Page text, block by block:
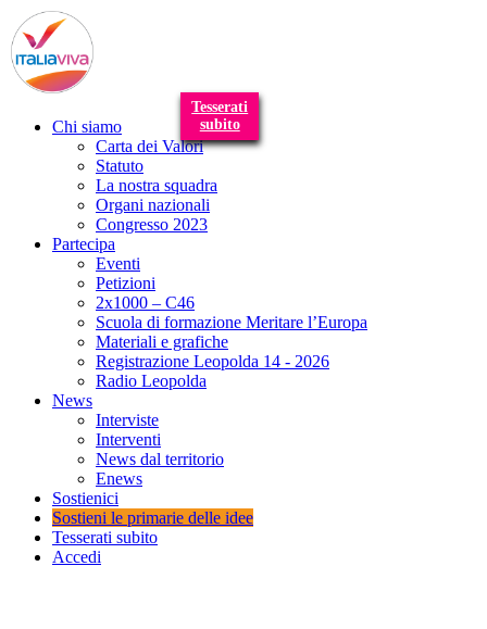
Tesserati
subito
Chi siamo
Carta dei Valori
Statuto
La nostra squadra
Organi nazionali
Congresso 2023
Partecipa
Eventi
Petizioni
2x1000 – C46
Scuola di formazione Meritare l’Europa
Materiali e grafiche
Registrazione Leopolda 14 - 2026
Radio Leopolda
News
Interviste
Interventi
News dal territorio
Enews
Sostienici
Sostieni le primarie delle idee
Tesserati subito
Accedi